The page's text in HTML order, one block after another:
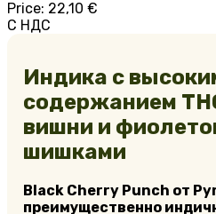
Price: 22,10 €
С НДС
Индика с
содержанием
вишни и
шишками
Black Cherry Punch от
преимущественно